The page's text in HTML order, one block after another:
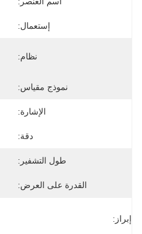
إستعمال:
نظام:
نموذج مقياس:
الإشارة:
دقة:
طول التشفير:
القدرة على العرض:
إبراز: